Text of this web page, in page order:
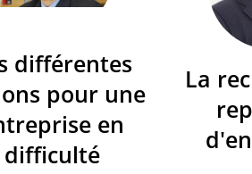
différentes
pour une
en
difficulté
La